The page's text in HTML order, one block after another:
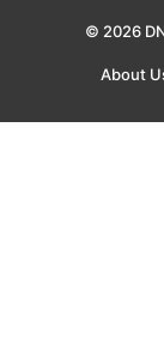
© 2026
About